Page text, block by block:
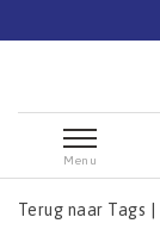
Menu
Terug naar Tags